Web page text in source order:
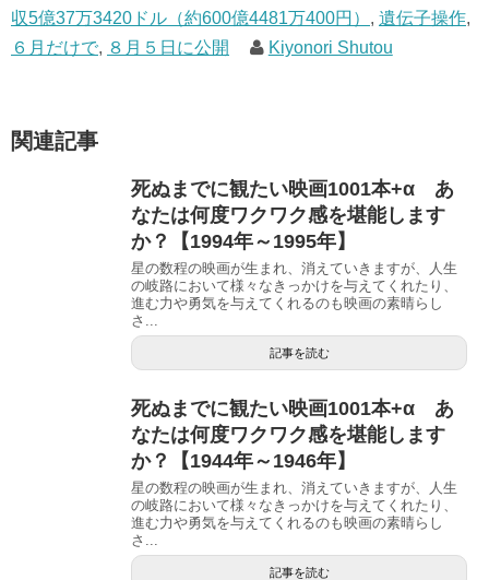
収5億37万3420ドル（約600億4481万400円） , 遺伝子操作,
６月だけで, ８月５日に公開 Kiyonori Shutou
関連記事
死ぬまでに観たい映画1001本+α あ
なたは何度ワクワク感を堪能します
か？【1994年～1995年】
星の数程の映画が生まれ、消えていきますが、人生
の岐路において様々なきっかけを与えてくれたり、
進む力や勇気を与えてくれるのも映画の素晴らし
さ...
記事を読む
死ぬまでに観たい映画1001本+α あ
なたは何度ワクワク感を堪能します
か？【1944年～1946年】
星の数程の映画が生まれ、消えていきますが、人生
の岐路において様々なきっかけを与えてくれたり、
進む力や勇気を与えてくれるのも映画の素晴らし
さ...
記事を読む